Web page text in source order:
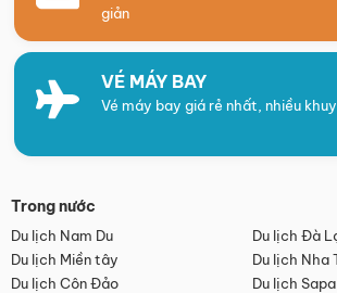
giản
VÉ MÁY BAY
Vé máy bay giá rẻ nhất, nhiều
Trong nước
Du lịch Nam Du
Du lịch Đà
Du lịch Miền tây
Du lịch Nha
Du lịch Côn Đảo
Du lịch Sapa